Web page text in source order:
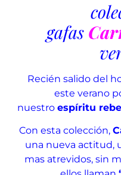
gafas
Recién salido del
este verano
nuestro espíritu
Con esta colección,
una nueva actitud,
mas atrevidos, sin